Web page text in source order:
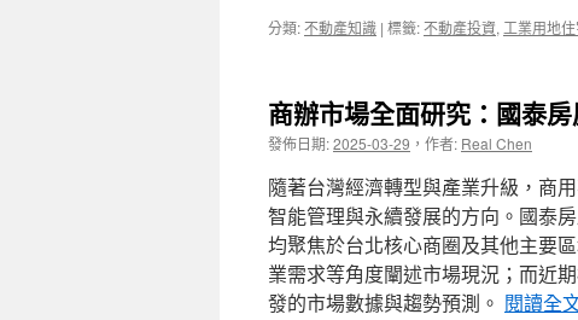
分類:不動產知識 | 標籤:不動產投資, 工業用地
商辦市場全面研究：國泰
發佈日期:2025-03-29 ， 作者: Real Chen
隨著台灣經濟轉型與產業升級，商
智能管理與永續發展的方向。國泰
均聚焦於台北核心商圈及其他主要
業需求等角度闡述市場現況；而近
發的市場數據與趨勢預測。 閱讀全